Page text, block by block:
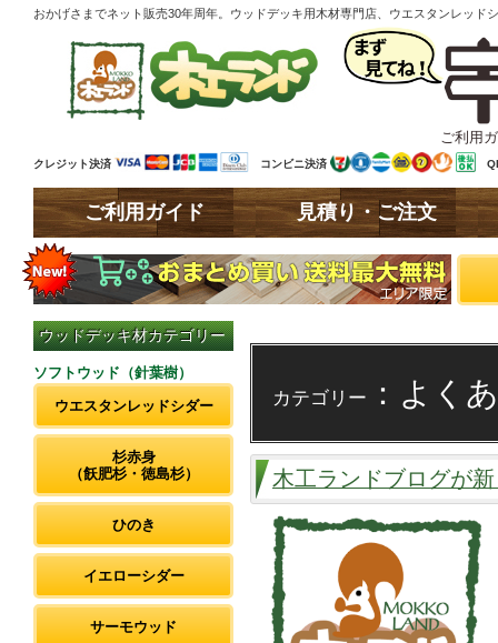
おかげさまでネット販売30年周年。ウッドデッキ用木材専門店、ウエスタンレッ
ご利用
クレジット決済 コンビニ決済
ご利用ガイド 見積り・ご注文
ウッドデッキ材カテゴリー
ソフトウッド（針葉樹）
ウエスタンレッドシダー
杉赤身
（飫肥杉・徳島杉）
ひのき
イエローシダー
サーモウッド
カテゴリー ：よく
木工ランドブログが